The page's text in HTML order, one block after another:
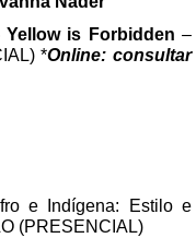
Yellow is Forbidden –
*Online: consultar
e Indígena: Estilo e
(PRESENCIAL)